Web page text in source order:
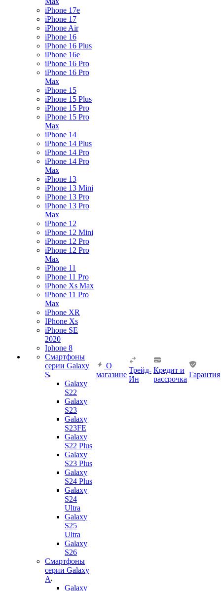
iPhone 17e
iPhone 17
iPhone Air
iPhone 16
iPhone 16 Plus
iPhone 16e
iPhone 16 Pro
iPhone 16 Pro
Max
iPhone 15
iPhone 15 Plus
iPhone 15 Pro
iPhone 15 Pro
Max
iPhone 14
iPhone 14 Plus
iPhone 14 Pro
iPhone 14 Pro
Max
iPhone 13
iPhone 13 Mini
iPhone 13 Pro
iPhone 13 Pro
Max
iPhone 12
iPhone 12 Mini
iPhone 12 Pro
iPhone 12 Pro
Max
iPhone 11
iPhone 11 Pro
iPhone Xs Max
iPhone 11 Pro
Max
iPhone XR
IPhone Xs
iPhone SE
2020
Iphone 8
Смартфоны
серии Galaxy
S
Galaxy
S22
Galaxy
S23
Galaxy
S23FE
Galaxy
S22 Plus
Galaxy
S23 Plus
Galaxy
S24 Plus
Galaxy
S24
Ultra
Galaxy
S25
Ultra
Galaxy
S26
Смартфоны
серии Galaxy
A
Galaxy
О
магазине
Трейд-
Ин
Кредит и
рассрочка
Гарантия